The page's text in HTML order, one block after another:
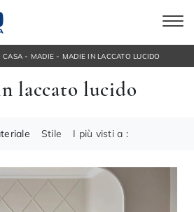
CASA - MADIE - MADIE IN LACCATO LUCIDO
laccato lucido
Stile I più visti a :